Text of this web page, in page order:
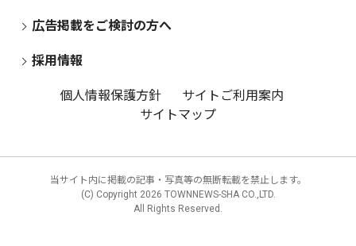
広告掲載をご検討の方へ
採用情報
個人情報保護方針
サイトご利用案内
サイトマップ
当サイト内に掲載の記事・写真等の無断転載を禁止します。
(C) Copyright 2026 TOWNNEWS-SHA CO.,LTD.
All Rights Reserved.